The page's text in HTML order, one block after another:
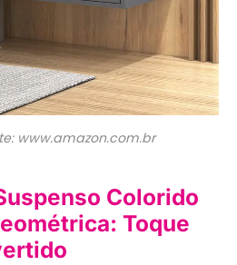
www.amazon.com.br
Colorido
Toque